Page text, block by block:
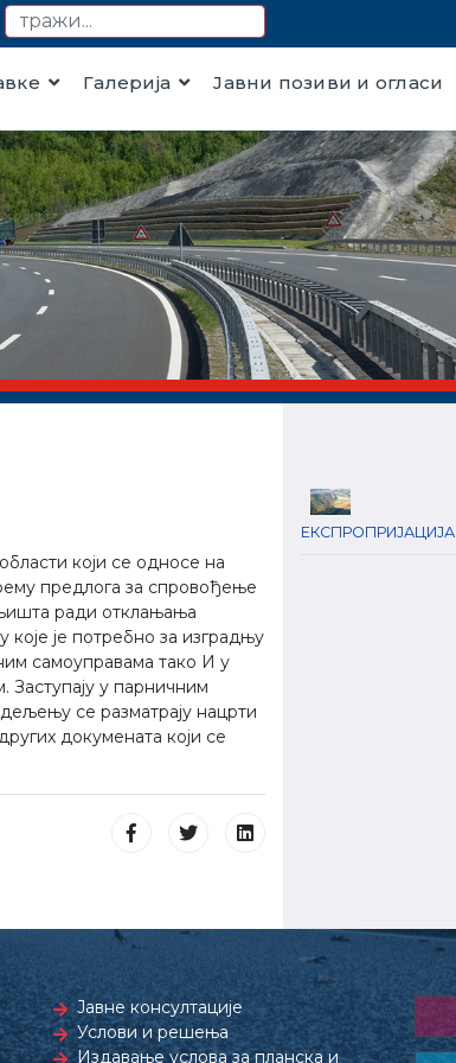
Галерија Јавни позиви и огласи
који се односе на
предлога за спровођење
ради отклањања
је потребно за изградњу
самоуправама тако И у
у парничним
се разматрају нацрти
докумената који се
EКСПРОПРИЈАЦИЈА
Јавне консултације
Услови и решења
Издавање услова за планска и